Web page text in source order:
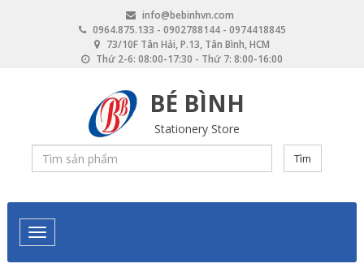
info@bebinhvn.com
0964.875.133 - 0902788144 - 0974418845
73/10F Tân Hải, P.13, Tân Bình, HCM
Thứ 2-6: 08:00-17:30 - Thứ 7: 8:00-16:00
BÉ BÌNH
Stationery Store
Tìm